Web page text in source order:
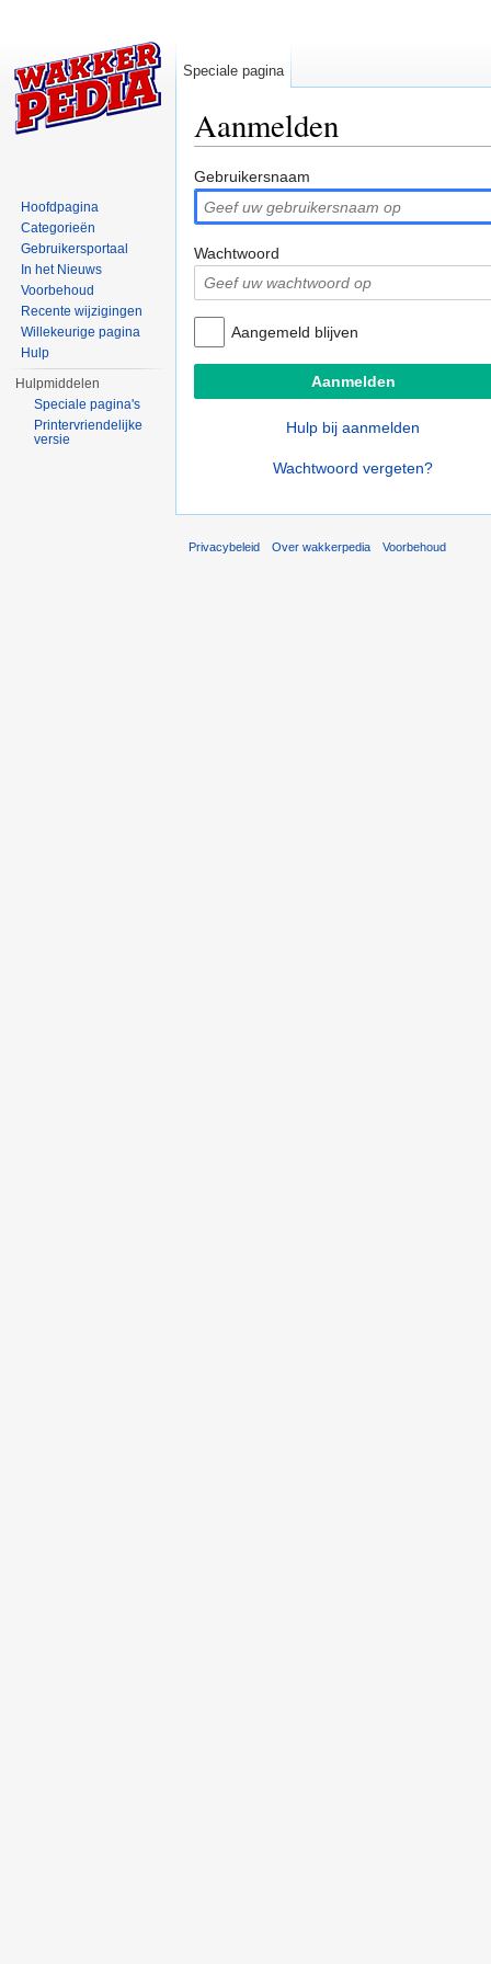
Aanmelden
Gebruikersnaam
Wachtwoord
Aangemeld blijven
Hulp bij aanmelden
Wachtwoord vergeten?
Speciale pagina
Hoofdpagina
Categorieën
Gebruikersportaal
In het Nieuws
Voorbehoud
Recente wijzigingen
Willekeurige pagina
Hulp
Hulpmiddelen
Speciale pagina's
Printervriendelijke
versie
Privacybeleid Over wakkerpedia Voorbehoud